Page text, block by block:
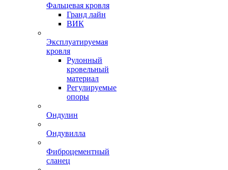
Фальцевая кровля
Гранд лайн
ВИК
Эксплуатируемая
кровля
Рулонный
кровельный
материал
Регулируемые
опоры
Ондулин
Ондувилла
Фиброцементный
сланец